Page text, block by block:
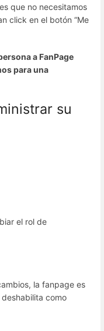
que no necesitamos
click en el botón “Me
a FanPage
para una
su
el rol de
la fanpage es
como